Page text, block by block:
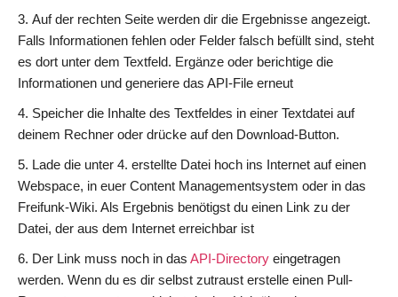
Auf der rechten Seite werden dir die Ergebnisse angezeigt.
Falls Informationen fehlen oder Felder falsch befüllt sind, steht
es dort unter dem Textfeld. Ergänze oder berichtige die
Informationen und generiere das API-File erneut
Speicher die Inhalte des Textfeldes in einer Textdatei auf
deinem Rechner oder drücke auf den Download-Button.
Lade die unter 4. erstellte Datei hoch ins Internet auf einen
Webspace, in euer Content Managementsystem oder in das
Freifunk-Wiki. Als Ergebnis benötigst du einen Link zu der
Datei, der aus dem Internet erreichbar ist
Der Link muss noch in das API-Directory eingetragen
werden. Wenn du es dir selbst zutraust erstelle einen Pull-